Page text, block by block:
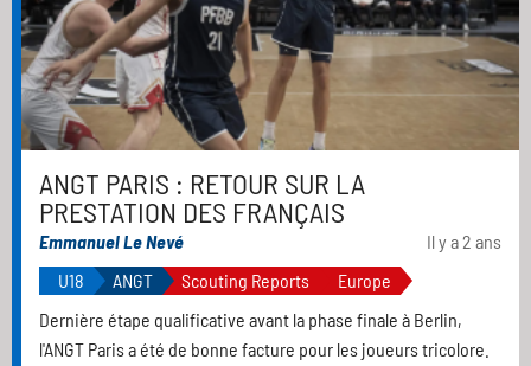
ANGT PARIS : RETOUR SUR LA
PRESTATION DES FRANÇAIS
Emmanuel Le Nevé
Il y a 2 ans
U18
ANGT Scouting Reports
Europe
Dernière étape qualificative avant la phase finale à Berlin,
l'ANGT Paris a été de bonne facture pour les joueurs tricolore.